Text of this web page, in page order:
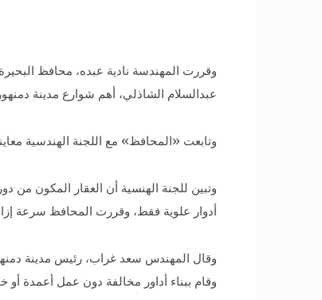
وقررت المهندسة نادية عبده، محافظ
عبدالسلام الشاذلي، أهم شوارع مدينة
وتابعت «المحافظ» مع اللجنة الهندسية
أدوار علوية فقط، وقررت المحافظ سرعة
وقام ببناء أداور مخالفة دون عمل أعمدة